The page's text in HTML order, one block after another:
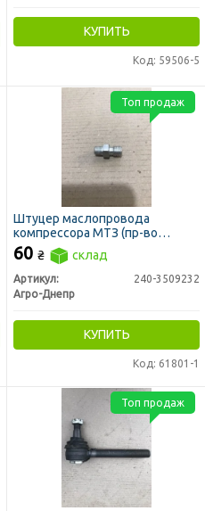
КУПИТЬ
Код: 59506-5
Штуцер маслопровода
компрессора МТЗ (пр-во
Украина)
60 ₴ склад
Артикул:
240-3509232
Агро-Днепр
КУПИТЬ
Код: 61801-1
Топ продаж
Топ продаж